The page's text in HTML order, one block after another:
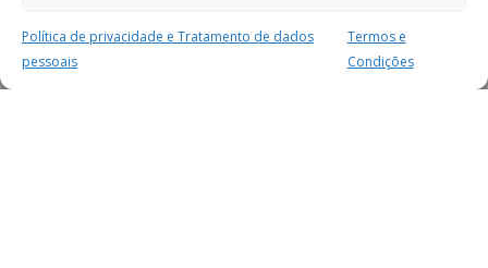
Política de privacidade e Tratamento de dados
pessoais
Termos e
Condições